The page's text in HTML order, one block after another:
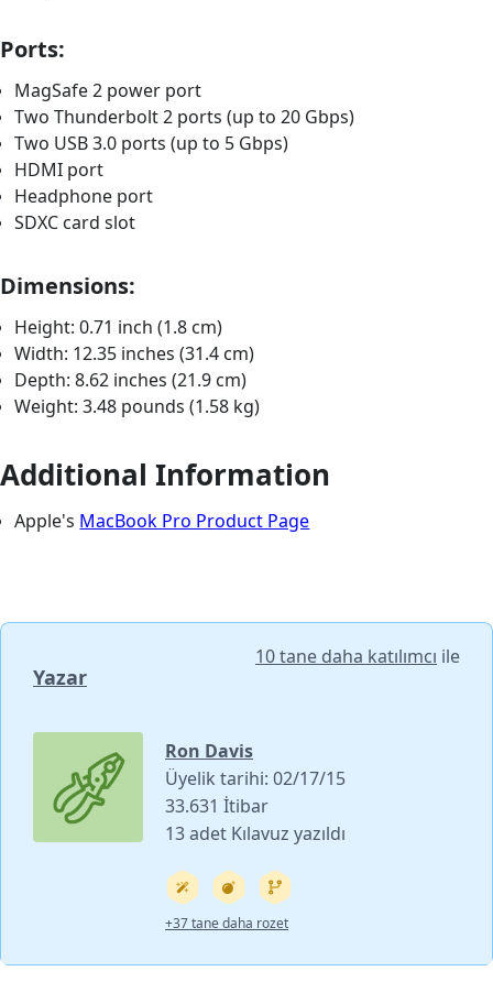
Ports:
MagSafe 2 power port
Two Thunderbolt 2 ports (up to 20 Gbps)
Two USB 3.0 ports (up to 5 Gbps)
HDMI port
Headphone port
SDXC card slot
Dimensions:
Height: 0.71 inch (1.8 cm)
Width: 12.35 inches (31.4 cm)
Depth: 8.62 inches (21.9 cm)
Weight: 3.48 pounds (1.58 kg)
Additional Information
Apple's MacBook Pro Product Page
Yazar
10 tane daha katılımcı ile
Ron Davis
Üyelik tarihi: 02/17/15
33.631 İtibar
13 adet Kılavuz yazıldı
+37 tane daha rozet